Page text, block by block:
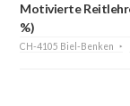
Motivierte
%)
CH-4105 Biel-Benken